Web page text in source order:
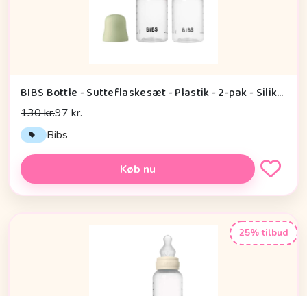
BIBS Bottle - Sutteflaskesæt - Plastik - 2-pak - Silikone/Slow Flow/Rund - 150ml - Sage
130 kr.97 kr.
Bibs
Køb nu
25% tilbud